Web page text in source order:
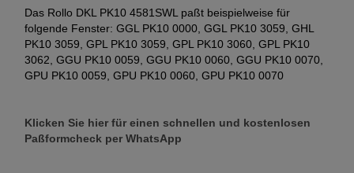
Das Rollo DKL PK10 4581SWL paßt beispielweise für
folgende Fenster: GGL PK10 0000, GGL PK10 3059, GHL
PK10 3059, GPL PK10 3059, GPL PK10 3060, GPL PK10
3062, GGU PK10 0059, GGU PK10 0060, GGU PK10 0070,
GPU PK10 0059, GPU PK10 0060, GPU PK10 0070
Klicken Sie hier für einen schnellen und kostenlosen
Paßformcheck per WhatsApp